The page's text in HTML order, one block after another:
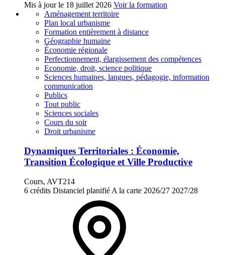
Mis à jour le 18 juillet 2026 Voir la formation
Aménagement territoire
Plan local urbanisme
Formation entièrement à distance
Géographie humaine
Économie régionale
Perfectionnement, élargissement des compétences
Economie, droit, science politique
Sciences humaines, langues, pédagogie, information
communication
Publics
Tout public
Sciences sociales
Cours du soir
Droit urbanisme
Dynamiques Territoriales : Économie,
Transition Écologique et Ville Productive
Cours, AVT214
6 crédits Distanciel planifié A la carte 2026/27 2027/28